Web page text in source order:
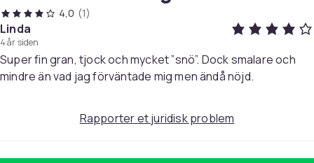
Materialer: PVC, stål
Total høyde: 180 cm
Diameter tre: 48 cm
Med 368 tupper
Med flokket, hvit snø
Montering kreves: ja
4,0 (1)
Linda
4 år siden
Super fin gran, tjock och mycket ”snö”. Dock smalare och
mindre än vad jag förväntade mig men ändå nöjd.
Rapporter et juridisk problem